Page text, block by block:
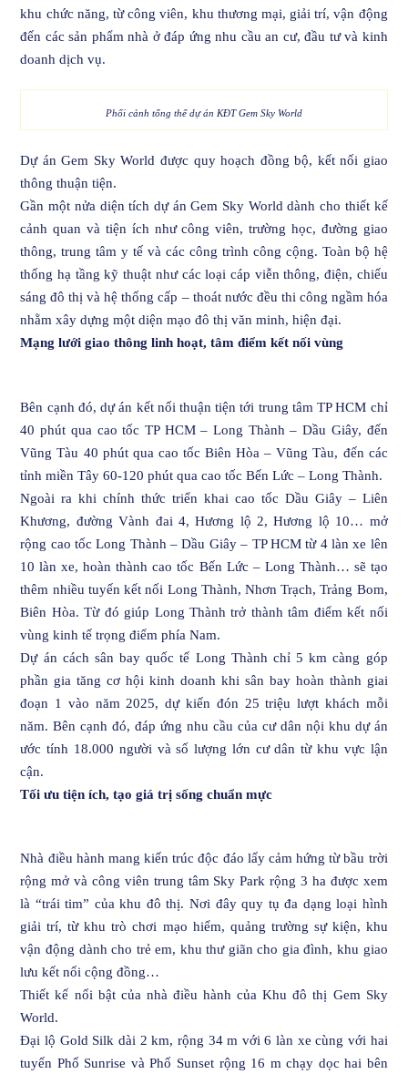
khu chức năng, từ công viên, khu thương mại, giải trí, vận động
đến các sản phẩm nhà ở đáp ứng nhu cầu an cư, đầu tư và kinh
doanh dịch vụ.
Phối cảnh tổng thể dự án KĐT Gem Sky World
Dự án Gem Sky World được quy hoạch đồng bộ, kết nối giao
thông thuận tiện.
Gần một nửa diện tích dự án Gem Sky World dành cho thiết kế
cảnh quan và tiện ích như công viên, trường học, đường giao
thông, trung tâm y tế và các công trình công cộng. Toàn bộ hệ
thống hạ tầng kỹ thuật như các loại cáp viễn thông, điện, chiếu
sáng đô thị và hệ thống cấp – thoát nước đều thi công ngầm hóa
nhằm xây dựng một diện mạo đô thị văn minh, hiện đại.
Mạng lưới giao thông linh hoạt, tâm điểm kết nối vùng
Bên cạnh đó, dự án kết nối thuận tiện tới trung tâm TP HCM chỉ
40 phút qua cao tốc TP HCM – Long Thành – Dầu Giây, đến
Vũng Tàu 40 phút qua cao tốc Biên Hòa – Vũng Tàu, đến các
tỉnh miền Tây 60-120 phút qua cao tốc Bến Lức – Long Thành.
Ngoài ra khi chính thức triển khai cao tốc Dầu Giây – Liên
Khương, đường Vành đai 4, Hương lộ 2, Hương lộ 10… mở
rộng cao tốc Long Thành – Dầu Giây – TP HCM từ 4 làn xe lên
10 làn xe, hoàn thành cao tốc Bến Lức – Long Thành… sẽ tạo
thêm nhiều tuyến kết nối Long Thành, Nhơn Trạch, Trảng Bom,
Biên Hòa. Từ đó giúp Long Thành trở thành tâm điểm kết nối
vùng kinh tế trọng điểm phía Nam.
Dự án cách sân bay quốc tế Long Thành chỉ 5 km càng góp
phần gia tăng cơ hội kinh doanh khi sân bay hoàn thành giai
đoạn 1 vào năm 2025, dự kiến đón 25 triệu lượt khách mỗi
năm. Bên cạnh đó, đáp ứng nhu cầu của cư dân nội khu dự án
ước tính 18.000 người và số lượng lớn cư dân từ khu vực lận
cận.
Tối ưu tiện ích, tạo giá trị sống chuẩn mực
Nhà điều hành mang kiến trúc độc đáo lấy cảm hứng từ bầu trời
rộng mở và công viên trung tâm Sky Park rộng 3 ha được xem
là “trái tim” của khu đô thị. Nơi đây quy tụ đa dạng loại hình
giải trí, từ khu trò chơi mạo hiểm, quảng trường sự kiện, khu
vận động dành cho trẻ em, khu thư giãn cho gia đình, khu giao
lưu kết nối cộng đồng…
Thiết kế nổi bật của nhà điều hành của Khu đô thị Gem Sky
World.
Đại lộ Gold Silk dài 2 km, rộng 34 m với 6 làn xe cùng với hai
tuyến Phố Sunrise và Phố Sunset rộng 16 m chạy dọc hai bên